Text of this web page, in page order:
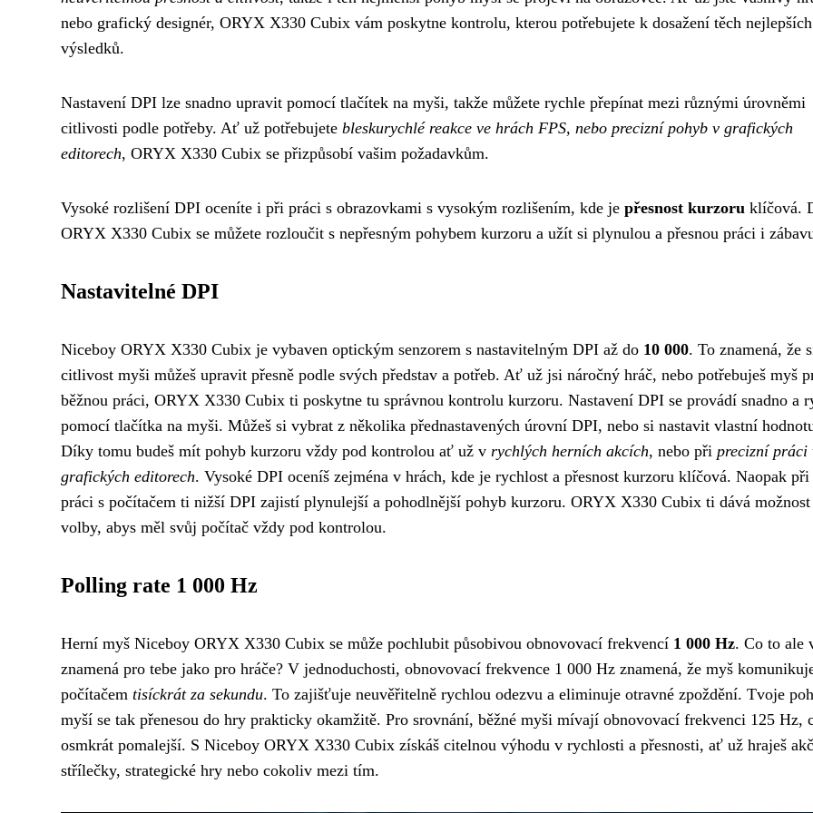
nebo grafický designér, ORYX X330 Cubix vám poskytne kontrolu, kterou potřebujete k dosažení těch nejlepších
výsledků.
Nastavení DPI lze snadno upravit pomocí tlačítek na myši, takže můžete rychle přepínat mezi různými úrovněmi
citlivosti podle potřeby. Ať už potřebujete bleskurychlé reakce ve hrách FPS, nebo precizní pohyb v grafických
editorech, ORYX X330 Cubix se přizpůsobí vašim požadavkům.
Vysoké rozlišení DPI oceníte i při práci s obrazovkami s vysokým rozlišením, kde je přesnost kurzoru klíčová.
ORYX X330 Cubix se můžete rozloučit s nepřesným pohybem kurzoru a užít si plynulou a přesnou práci i
Nastavitelné DPI
Niceboy ORYX X330 Cubix je vybaven optickým senzorem s nastavitelným DPI až do 10 000. To znamená, že
citlivost myši můžeš upravit přesně podle svých představ a potřeb. Ať už jsi náročný hráč, nebo potřebuješ myš
běžnou práci, ORYX X330 Cubix ti poskytne tu správnou kontrolu kurzoru. Nastavení DPI se provádí snadno a
pomocí tlačítka na myši. Můžeš si vybrat z několika přednastavených úrovní DPI, nebo si nastavit vlastní
Díky tomu budeš mít pohyb kurzoru vždy pod kontrolou ať už v rychlých herních akcích, nebo při precizní práci
grafických editorech. Vysoké DPI oceníš zejména v hrách, kde je rychlost a přesnost kurzoru klíčová. Naopak při
práci s počítačem ti nižší DPI zajistí plynulejší a pohodlnější pohyb kurzoru. ORYX X330 Cubix ti dává možnost
volby, abys měl svůj počítač vždy pod kontrolou.
Polling rate 1 000 Hz
Herní myš Niceboy ORYX X330 Cubix se může pochlubit působivou obnovovací frekvencí 1 000 Hz. Co to ale
znamená pro tebe jako pro hráče? V jednoduchosti, obnovovací frekvence 1 000 Hz znamená, že myš
počítačem tisíckrát za sekundu. To zajišťuje neuvěřitelně rychlou odezvu a eliminuje otravné zpoždění. Tvoje
myší se tak přenesou do hry prakticky okamžitě. Pro srovnání, běžné myši mívají obnovovací frekvenci 125 Hz,
osmkrát pomalejší. S Niceboy ORYX X330 Cubix získáš citelnou výhodu v rychlosti a přesnosti, ať už hraješ
střílečky, strategické hry nebo cokoliv mezi tím.